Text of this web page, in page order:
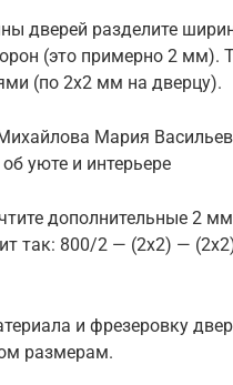
дверей разделите
(это примерно 2
(по 2х2 мм на дверцу).
Мария
уюте и интерьере
дополнительные 2
так: 800/2 — (2х2) —
и фрезеровку
размерам.